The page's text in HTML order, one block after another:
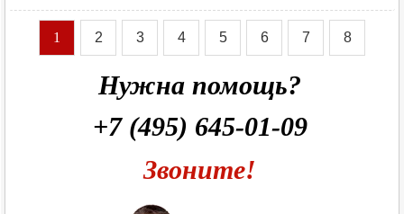
1 2 3 4 5 6 7 8
Нужна помощь?
+7 (495) 645-01-09
Звоните!